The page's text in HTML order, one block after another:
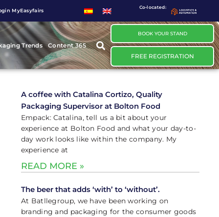
MyEasyfairs
Co-located:
Trends Content 365
BOOK YOUR STAND
FREE REGISTRATION
A coffee with Catalina Cortizo, Quality
Packaging Supervisor at Bolton Food
Empack: Catalina, tell us a bit about your
experience at Bolton Food and what your day-to-
day work looks like within the company. My
experience at
READ MORE »
The beer that adds ‘with’ to ‘without’.
At Batllegroup, we have been working on
branding and packaging for the consumer goods